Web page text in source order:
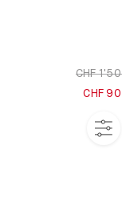
CHF
CHF